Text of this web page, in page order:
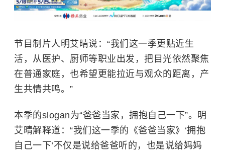
节目制片人明艾晴说：“我们这一季更贴近生
活，从医护、厨师等职业出发，把目光依然聚焦
在普通家庭，也希望更能拉近与观众的距离，产
生共情共鸣。”
本季的slogan为“爸爸当家，拥抱自己一下”。明
艾晴解释道：“我们这一季的《爸爸当家》‘拥抱
自己一下’不仅是说给爸爸听的，也是说给妈妈